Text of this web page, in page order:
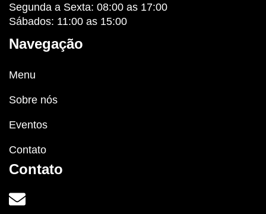
Segunda a Sexta: 08:00 as 17:00
Sábados: 11:00 as 15:00
Navegação
Menu
Sobre nós
Eventos
Contato
Contato